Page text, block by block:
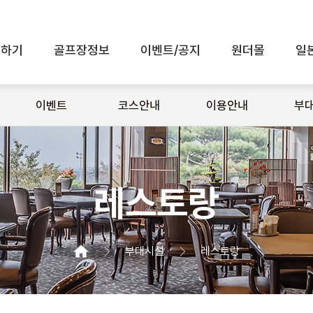
기 골프장정보 이벤트/공지 원더몰 일
이벤트 코스안내 이용안내 부
레스토랑
부대시설 레스토랑